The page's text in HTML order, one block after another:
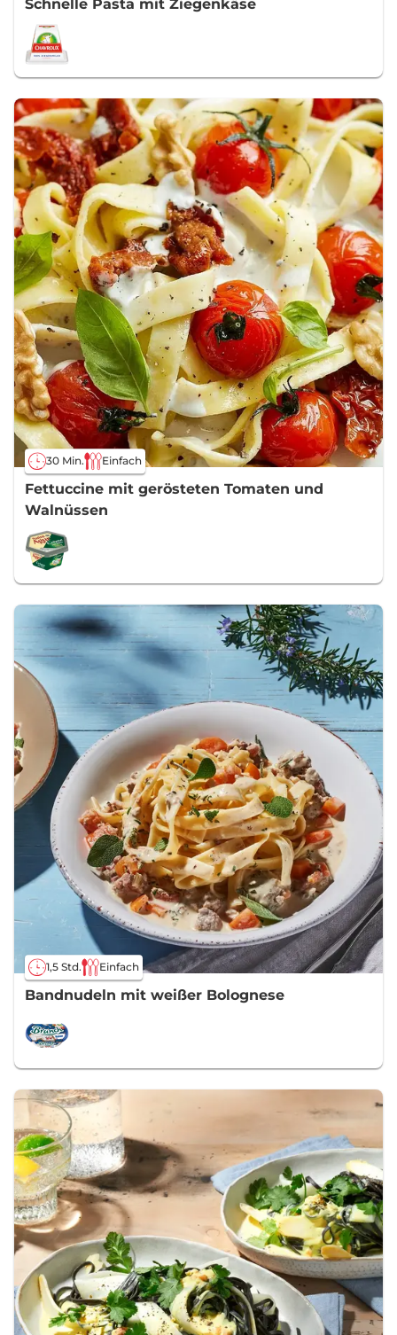
Schnelle Pasta mit Ziegenkäse
30 Min. Einfach
Fettuccine mit gerösteten Tomaten und
Walnüssen
1,5 Std. Einfach
Bandnudeln mit weißer Bolognese